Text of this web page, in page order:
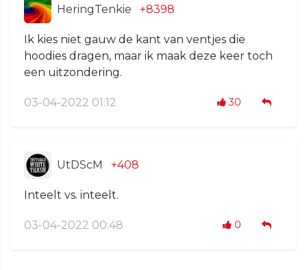
HeringTenkie +8398
Ik kies niet gauw de kant van ventjes die
hoodies dragen, maar ik maak deze keer toch
een uitzondering.
03-04-2022 01:12 30
UtDScM +408
Inteelt vs. inteelt.
03-04-2022 00:48 0